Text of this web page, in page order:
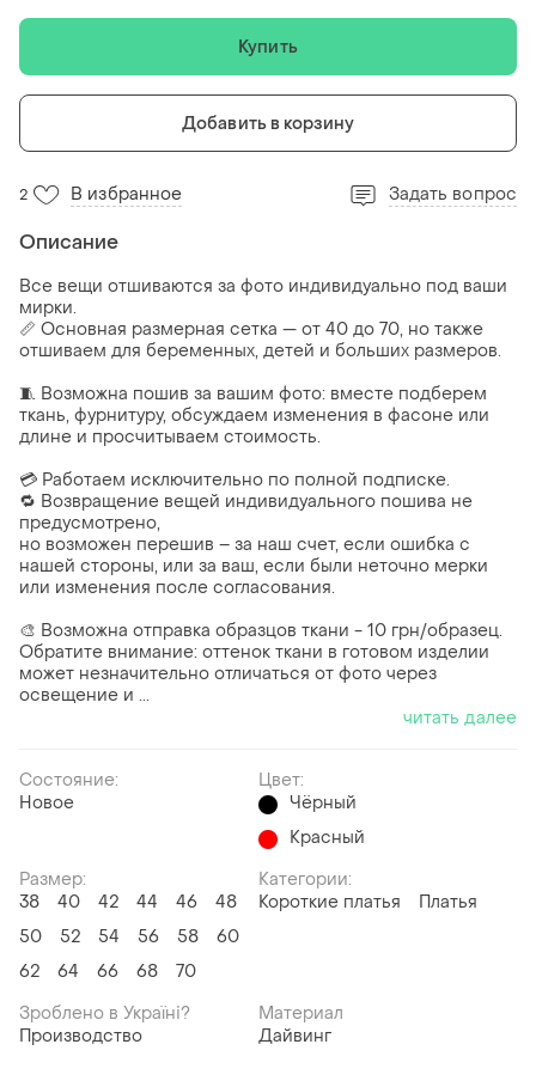
Купить
Добавить в корзину
2 В избранное Задать вопрос
Описание
Все вещи отшиваются за фото индивидуально под ваши
мирки.
📏 Основная размерная сетка — от 40 до 70, но также
отшиваем для беременных, детей и больших размеров.
🧵 Возможна пошив за вашим фото: вместе подберем
ткань, фурнитуру, обсуждаем изменения в фасоне или
длине и просчитываем стоимость.
💳 Работаем исключительно по полной подписке.
🔁 Возвращение вещей индивидуального пошива не
предусмотрено,
но возможен перешив – за наш счет, если ошибка с
нашей стороны, или за ваш, если были неточно мерки
или изменения после согласования.
🎨 Возможна отправка образцов ткани - 10 грн/образец.
Обратите внимание: оттенок ткани в готовом изделии
может незначительно отличаться от фото через
освещение и ...
читать далее
Состояние:
Новое
Цвет:
Чёрный
Красный
Размер:
38
40 42 44 46
48
50
52 54 56 58
60
62
64 66 68 70
Категории:
Короткие платья
Платья
Зроблено в Україні?
Производство
Материал
Дайвинг